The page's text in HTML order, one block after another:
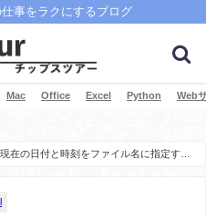
事をラクにするブログ
Mac Office Excel Python Web
現在の日付と時刻をファイル名に指定する